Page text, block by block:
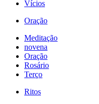
Vícios
Oração
Meditação
novena
Oração
Rosário
Terço
Ritos